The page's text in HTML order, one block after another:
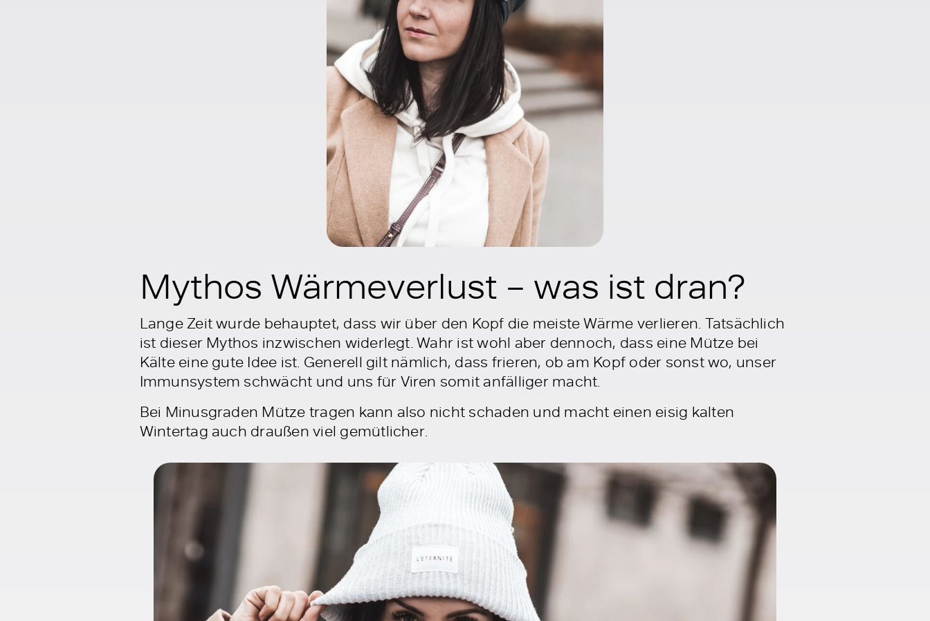
Mythos Wärmeverlust – was ist dran?
Lange Zeit wurde behauptet, dass wir über den Kopf die meiste Wärme verlieren. Tatsächlich
ist dieser Mythos inzwischen widerlegt. Wahr ist wohl aber dennoch, dass eine Mütze bei
Kälte eine gute Idee ist. Generell gilt nämlich, dass frieren, ob am Kopf oder sonst wo, unser
Immunsystem schwächt und uns für Viren somit anfälliger macht.
Bei Minusgraden Mütze tragen kann also nicht schaden und macht einen eisig kalten
Wintertag auch draußen viel gemütlicher.